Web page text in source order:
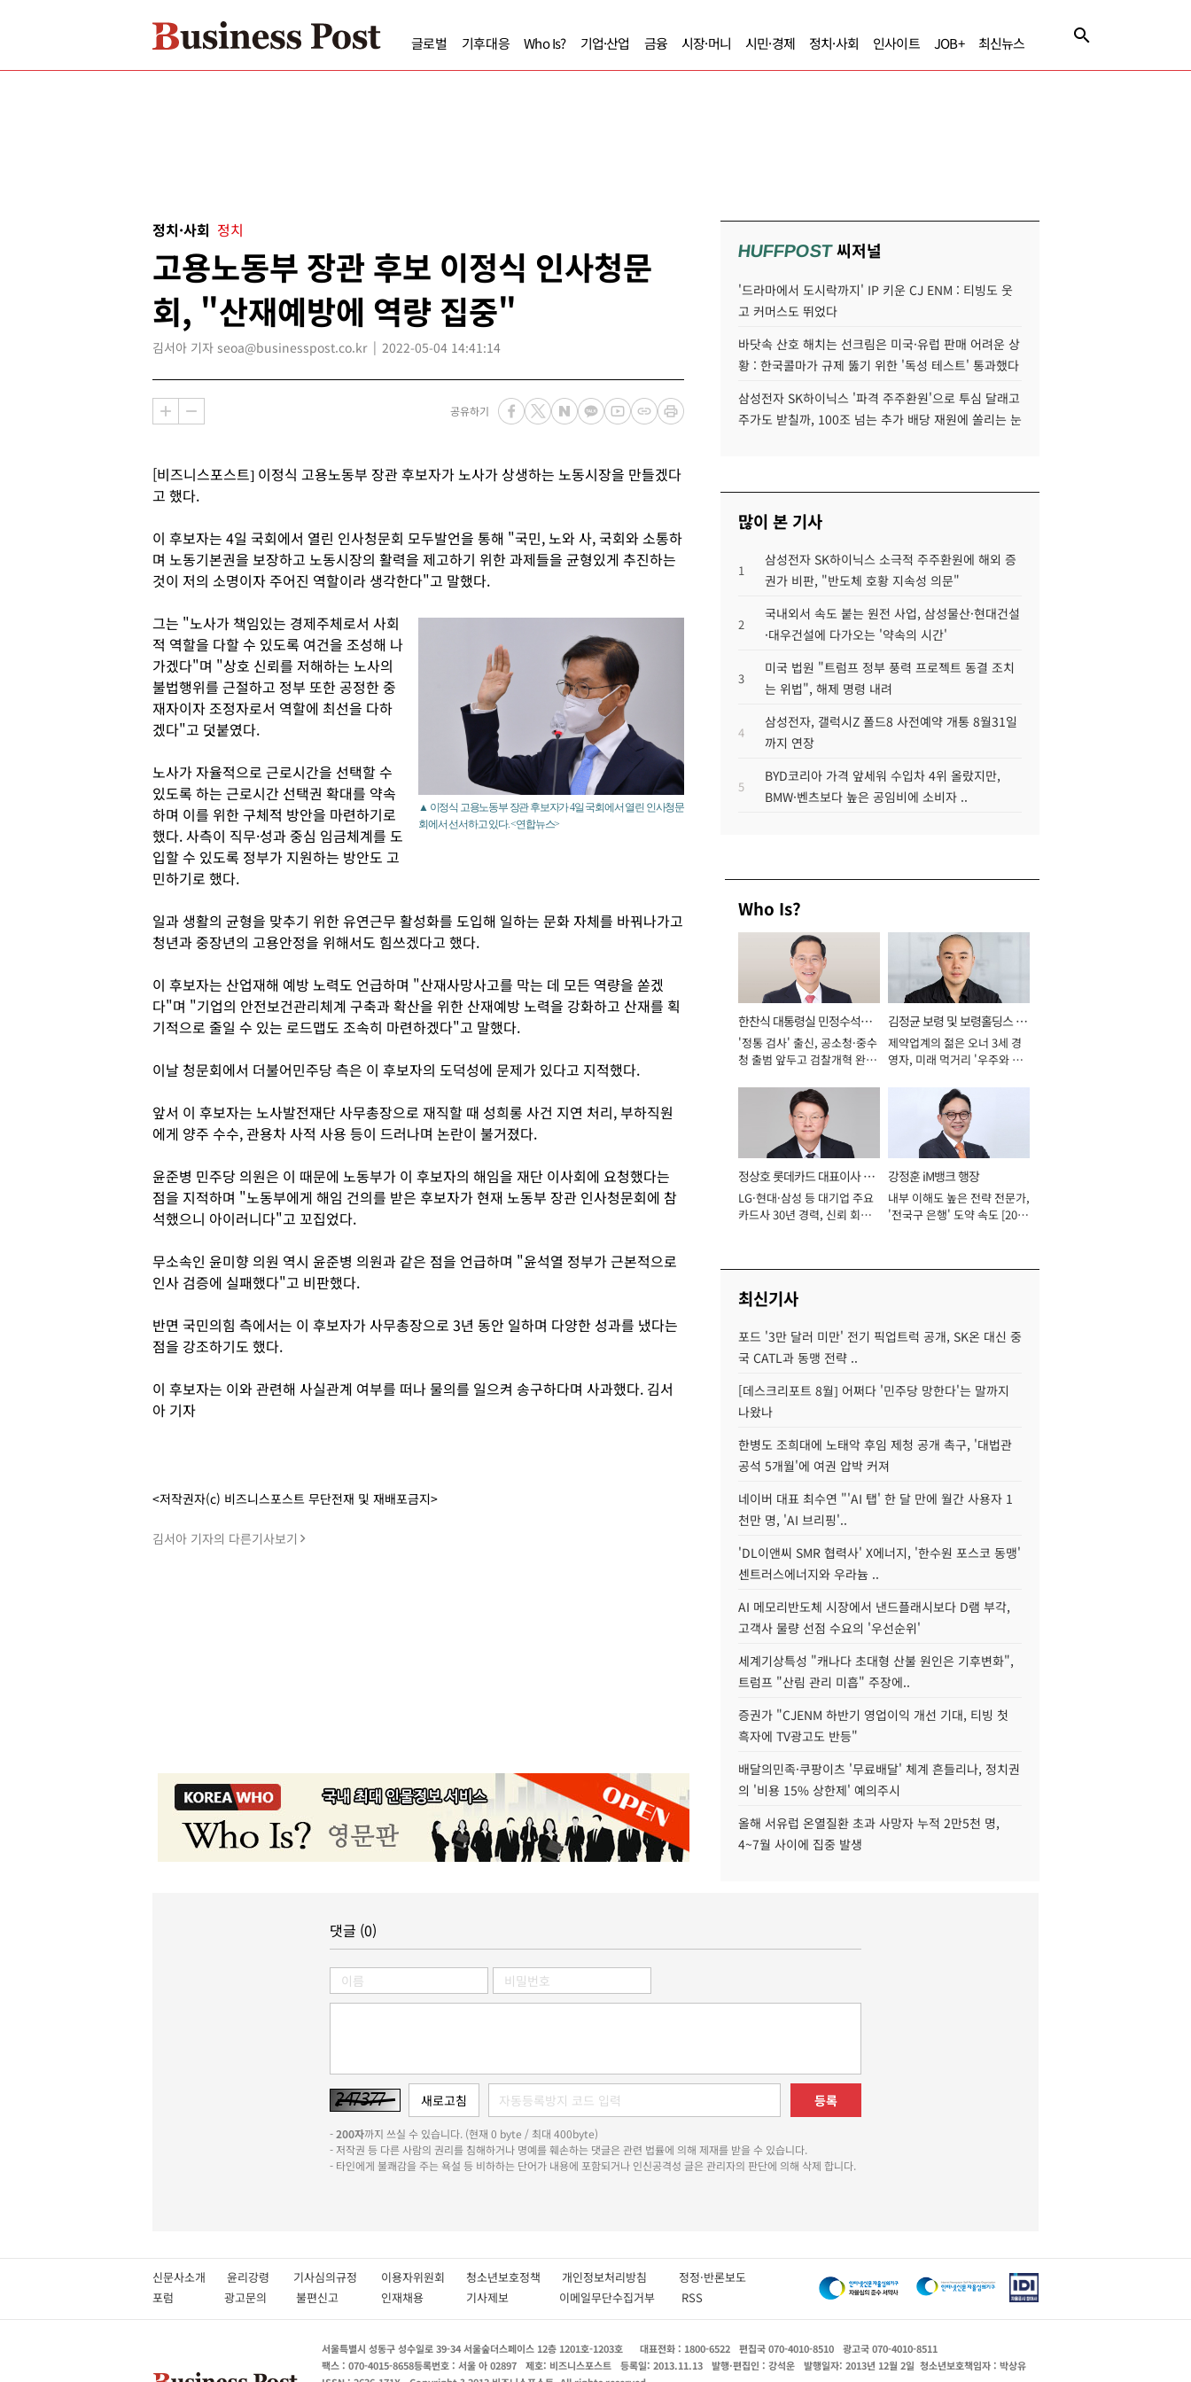
글로벌 기후대응 Who Is? 기업·산업 금융 시장·머니 시민·경제 정치·사회 인사이트 JOB+ 최신뉴스
정치·사회 정치
고용노동부 장관 후보 이정식 인사청문
회, "산재예방에 역량 집중"
김서아 기자 seoa@businesspost.co.kr 2022-05-04 14:41:14
공유하기
[비즈니스포스트] 이정식 고용노동부 장관 후보자가 노사가 상생하는 노동시장을 만들겠다
고 했다.
이 후보자는 4일 국회에서 열린 인사청문회 모두발언을 통해 "국민, 노와 사, 국회와 소통하
며 노동기본권을 보장하고 노동시장의 활력을 제고하기 위한 과제들을 균형있게 추진하는
것이 저의 소명이자 주어진 역할이라 생각한다"고 말했다.
▲ 이정식 고용노동부 장관 후보자가 4일 국회에서 열린 인사청문
회에서 선서하고 있다. <연합뉴스>
그는 "노사가 책임있는 경제주체로서 사회
적 역할을 다할 수 있도록 여건을 조성해 나
가겠다"며 "상호 신뢰를 저해하는 노사의
불법행위를 근절하고 정부 또한 공정한 중
재자이자 조정자로서 역할에 최선을 다하
겠다"고 덧붙였다.
노사가 자율적으로 근로시간을 선택할 수
있도록 하는 근로시간 선택권 확대를 약속
하며 이를 위한 구체적 방안을 마련하기로
했다. 사측이 직무·성과 중심 임금체계를 도
입할 수 있도록 정부가 지원하는 방안도 고
민하기로 했다.
일과 생활의 균형을 맞추기 위한 유연근무 활성화를 도입해 일하는 문화 자체를 바꿔나가고
청년과 중장년의 고용안정을 위해서도 힘쓰겠다고 했다.
이 후보자는 산업재해 예방 노력도 언급하며 "산재사망사고를 막는 데 모든 역량을 쏟겠
다"며 "기업의 안전보건관리체계 구축과 확산을 위한 산재예방 노력을 강화하고 산재를 획
기적으로 줄일 수 있는 로드맵도 조속히 마련하겠다"고 말했다.
이날 청문회에서 더불어민주당 측은 이 후보자의 도덕성에 문제가 있다고 지적했다.
앞서 이 후보자는 노사발전재단 사무총장으로 재직할 때 성희롱 사건 지연 처리, 부하직원
에게 양주 수수, 관용차 사적 사용 등이 드러나며 논란이 불거졌다.
윤준병 민주당 의원은 이 때문에 노동부가 이 후보자의 해임을 재단 이사회에 요청했다는
점을 지적하며 "노동부에게 해임 건의를 받은 후보자가 현재 노동부 장관 인사청문회에 참
석했으니 아이러니다"고 꼬집었다.
무소속인 윤미향 의원 역시 윤준병 의원과 같은 점을 언급하며 "윤석열 정부가 근본적으로
인사 검증에 실패했다"고 비판했다.
반면 국민의힘 측에서는 이 후보자가 사무총장으로 3년 동안 일하며 다양한 성과를 냈다는
점을 강조하기도 했다.
이 후보자는 이와 관련해 사실관계 여부를 떠나 물의를 일으켜 송구하다며 사과했다. 김서
아 기자
<저작권자(c) 비즈니스포스트 무단전재 및 재배포금지>
김서아 기자의 다른기사보기
HUFFPOST씨저널
'드라마에서 도시락까지' IP 키운 CJ ENM : 티빙도 웃
고 커머스도 뛰었다
바닷속 산호 해치는 선크림은 미국·유럽 판매 어려운 상
황 : 한국콜마가 규제 뚫기 위한 '독성 테스트' 통과했다
삼성전자 SK하이닉스 '파격 주주환원'으로 투심 달래고
주가도 받칠까, 100조 넘는 추가 배당 재원에 쏠리는 눈
많이 본 기사
1
삼성전자 SK하이닉스 소극적 주주환원에 해외 증
권가 비판, "반도체 호황 지속성 의문"
2
국내외서 속도 붙는 원전 사업, 삼성물산·현대건설
·대우건설에 다가오는 '약속의 시간'
3
미국 법원 "트럼프 정부 풍력 프로젝트 동결 조치
는 위법", 해제 명령 내려
4
삼성전자, 갤럭시Z 폴드8 사전예약 개통 8월31일
까지 연장
5
BYD코리아 가격 앞세워 수입차 4위 올랐지만,
BMW·벤츠보다 높은 공임비에 소비자 ..
Who Is?
한찬식 대통령실 민정수석비
서관
'정통 검사' 출신, 공소청·중수
청 출범 앞두고 검찰개혁 완수
김정균 보령 및 보령홀딩스 대
표이사 사장
제약업계의 젊은 오너 3세 경
영자, 미래 먹거리 '우주와 헬
정상호 롯데카드 대표이사 사
장
LG·현대·삼성 등 대기업 주요
카드사 30년 경력, 신뢰 회복
강정훈 iM뱅크 행장
내부 이해도 높은 전략 전문가,
'전국구 은행' 도약 속도 [2026
최신기사
포드 '3만 달러 미만' 전기 픽업트럭 공개, SK온 대신 중
국 CATL과 동맹 전략 ..
[데스크리포트 8월] 어쩌다 '민주당 망한다'는 말까지
나왔나
한병도 조희대에 노태악 후임 제청 공개 촉구, '대법관
공석 5개월'에 여권 압박 커져
네이버 대표 최수연 "'AI 탭' 한 달 만에 월간 사용자 1
천만 명, 'AI 브리핑'..
'DL이앤씨 SMR 협력사' X에너지, '한수원 포스코 동맹'
센트러스에너지와 우라늄 ..
AI 메모리반도체 시장에서 낸드플래시보다 D램 부각,
고객사 물량 선점 수요의 '우선순위'
세계기상특성 "캐나다 초대형 산불 원인은 기후변화",
트럼프 "산림 관리 미흡" 주장에..
증권가 "CJENM 하반기 영업이익 개선 기대, 티빙 첫
흑자에 TV광고도 반등"
배달의민족·쿠팡이츠 '무료배달' 체계 흔들리나, 정치권
의 '비용 15% 상한제' 예의주시
올해 서유럽 온열질환 초과 사망자 누적 2만5천 명,
4~7월 사이에 집중 발생
댓글 (0)
등록
-200자까지 쓰실 수 있습니다. (현재 0 byte / 최대 400byte)
- 저작권 등 다른 사람의 권리를 침해하거나 명예를 훼손하는 댓글은 관련 법률에 의해 제재를 받을 수 있습니다.
- 타인에게 불쾌감을 주는 욕설 등 비하하는 단어가 내용에 포함되거나 인신공격성 글은 관리자의 판단에 의해 삭제 합니다.
신문사소개 윤리강령 기사심의규정 이용자위원회 청소년보호정책 개인정보처리방침 정정·반론보도
포럼
광고문의 불편신고 인재채용 기사제보 이메일무단수집거부 RSS
서울특별시 성동구 성수일로 39-34 서울숲더스페이스 12층 1201호-1203호 대표전화 : 1800-6522 편집국 070-4010-8510
광고국 070-4010-8511
팩스 : 070-4015-8658등록번호 : 서울 아 02897 제호: 비즈니스포스트 등록일: 2013.11.13 발행·편집인 : 강석운 발행일자: 2013년 12월 2일 청소년보호책임자 : 박상유